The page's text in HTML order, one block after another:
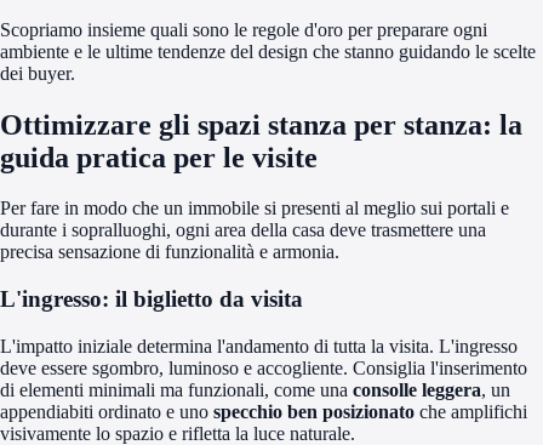
Scopriamo insieme quali sono le regole d'oro per preparare ogni
ambiente e le ultime tendenze del design che stanno guidando le scelte
dei buyer.
Ottimizzare gli spazi stanza per stanza: la
guida pratica per le visite
Per fare in modo che un immobile si presenti al meglio sui portali e
durante i sopralluoghi, ogni area della casa deve trasmettere una
precisa sensazione di funzionalità e armonia.
L'ingresso: il biglietto da visita
L'impatto iniziale determina l'andamento di tutta la visita. L'ingresso
deve essere sgombro, luminoso e accogliente. Consiglia l'inserimento
di elementi minimali ma funzionali, come una consolle leggera, un
appendiabiti ordinato e uno specchio ben posizionato che amplifichi
visivamente lo spazio e rifletta la luce naturale.